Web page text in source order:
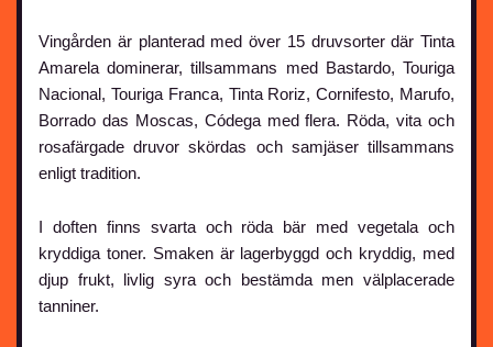
Vingården är planterad med över 15 druvsorter där Tinta
Amarela dominerar, tillsammans med Bastardo, Touriga
Nacional, Touriga Franca, Tinta Roriz, Cornifesto, Marufo,
Borrado das Moscas, Códega med flera. Röda, vita och
rosafärgade druvor skördas och samjäser tillsammans
enligt tradition.
I doften finns svarta och röda bär med vegetala och
kryddiga toner. Smaken är lagerbyggd och kryddig, med
djup frukt, livlig syra och bestämda men välplacerade
tanniner.